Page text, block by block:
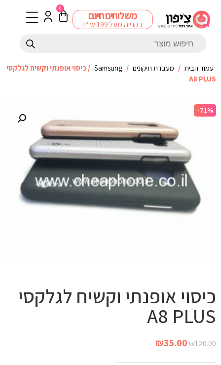
משלוחים חינם
בקנייה מעל 199 ש"ח
0
עמוד הבית / מעבדת תיקונים /
Samsung / כיסוי אופנתי וקשיח לגלקסי
A8 PLUS
-71%
כיסוי אופנתי וקשיח לגלקסי
A8 PLUS
₪120.00
₪35.00